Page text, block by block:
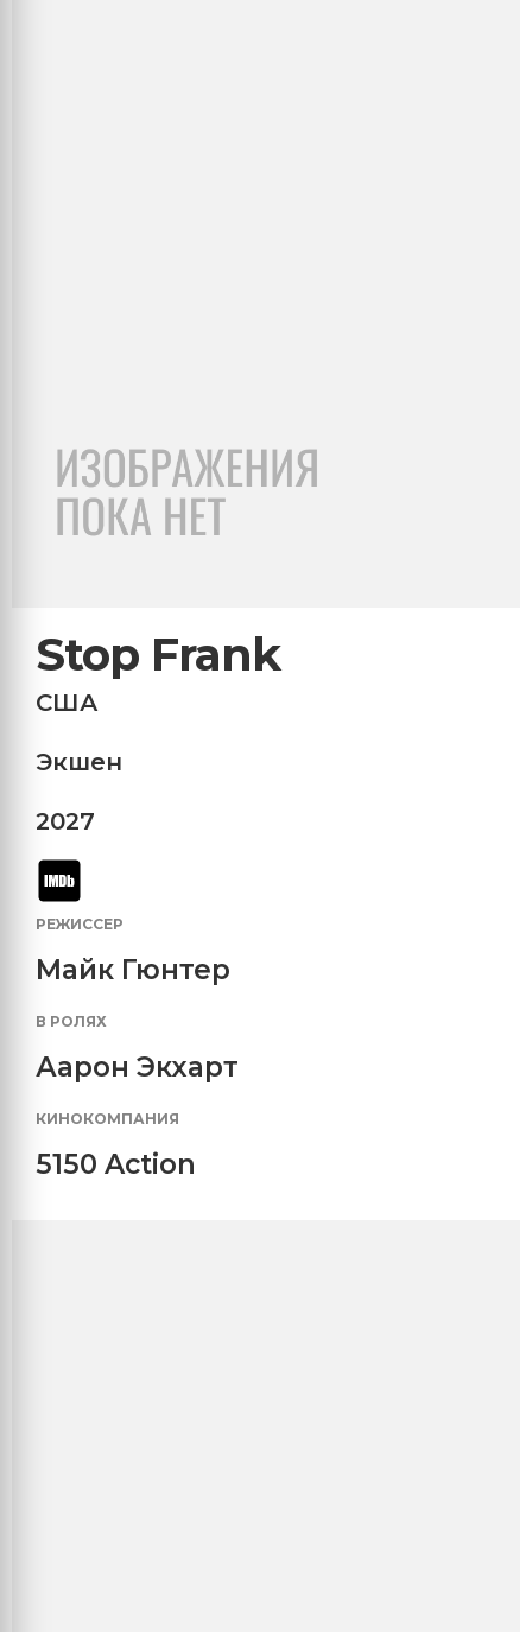
Stop Frank
США
Экшен
2027
РЕЖИССЕР
Майк Гюнтер
В РОЛЯХ
Аарон Экхарт
КИНОКОМПАНИЯ
5150 Action